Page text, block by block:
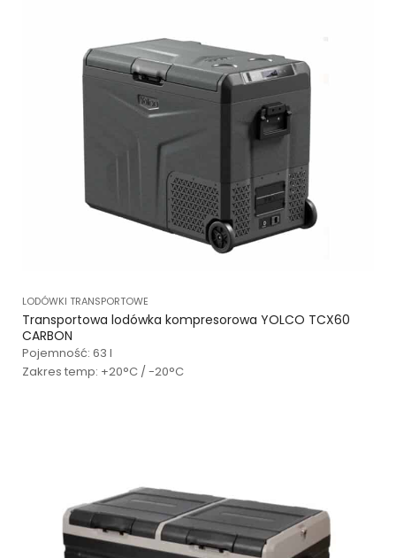
LODÓWKI TRANSPORTOWE
Transportowa lodówka kompresorowa YOLCO TCX60
CARBON
Pojemność: 63 l
Zakres temp: +20°C / -20°C